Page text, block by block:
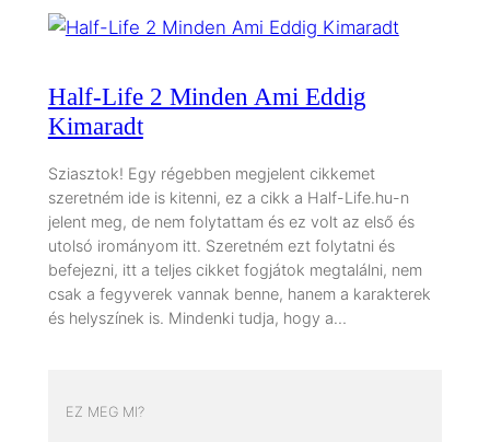
Half-Life 2 Minden Ami Eddig
Kimaradt
Sziasztok! Egy régebben megjelent cikkemet
szeretném ide is kitenni, ez a cikk a Half-Life.hu-n
jelent meg, de nem folytattam és ez volt az első és
utolsó irományom itt. Szeretném ezt folytatni és
befejezni, itt a teljes cikket fogjátok megtalálni, nem
csak a fegyverek vannak benne, hanem a karakterek
és helyszínek is. Mindenki tudja, hogy a…
EZ MEG MI?